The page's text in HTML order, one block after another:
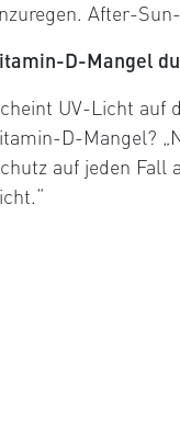
After-
D-Mangel
UV-Licht auf
D-Mangel?
auf jeden Fall